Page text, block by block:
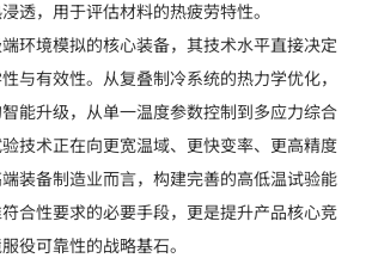
透，用于评估材料的热疲劳特性。
环境模拟的核心装备，其技术水平直接决定
与有效性。从复叠制冷系统的热力学优化，
能升级，从单一温度参数控制到多应力综合
技术正在向更宽温域、更快变率、更高精度
装备制造业而言，构建完善的高低温试验能
合性要求的必要手段，更是提升产品核心竞
役可靠性的战略基石。